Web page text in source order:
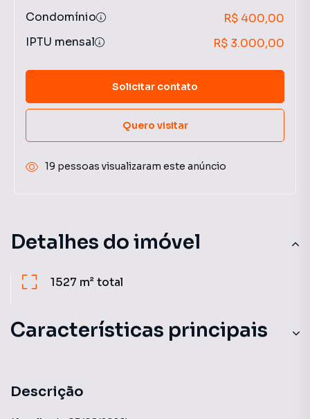
Detalhes do imóvel
1527 m²total
Características principais
Descrição
Condomínio
R$ 400,00
IPTU mensal
R$ 3.000,00
Solicitar contato
Quero visitar
19 pessoas visualizaram este anúncio